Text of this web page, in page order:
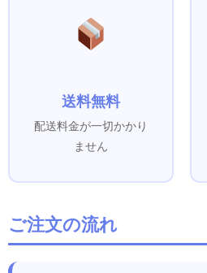
送料無料
配送料金が一切かかり
ません
ご注文の流れ